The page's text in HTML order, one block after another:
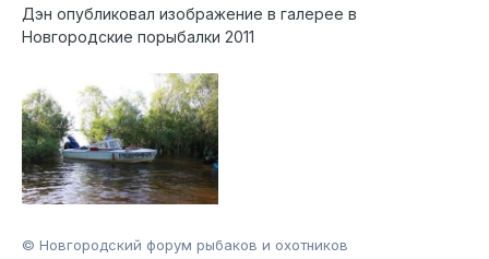
Дэн опубликовал изображение в галерее в
Новгородские порыбалки 2011
© Новгородский форум рыбаков и охотников